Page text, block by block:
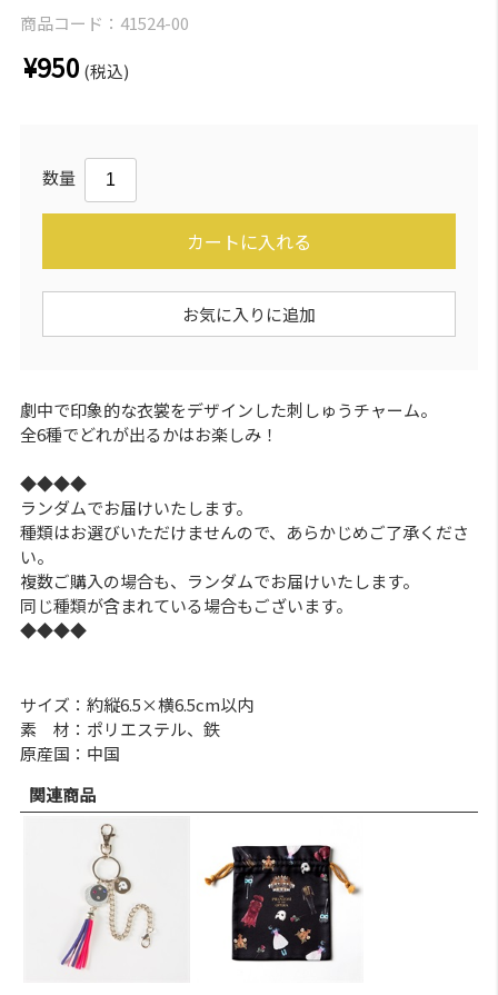
商品コード： 41524-00
¥950 (税込)
数量
カートに入れる
お気に入りに追加
劇中で印象的な衣裳をデザインした刺しゅうチャーム。
全6種でどれが出るかはお楽しみ！
◆◆◆◆
ランダムでお届けいたします。
種類はお選びいただけませんので、あらかじめご了承くださ
い。
複数ご購入の場合も、ランダムでお届けいたします。
同じ種類が含まれている場合もございます。
◆◆◆◆
サイズ：約縦6.5×横6.5cm以内
素 材：ポリエステル、鉄
原産国：中国
関連商品